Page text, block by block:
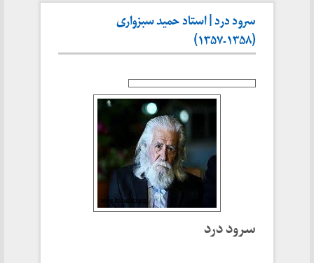
سرود درد | استاد حمید سبزواری
(۱۳۵۸-۱۳۵۷)
سرود درد